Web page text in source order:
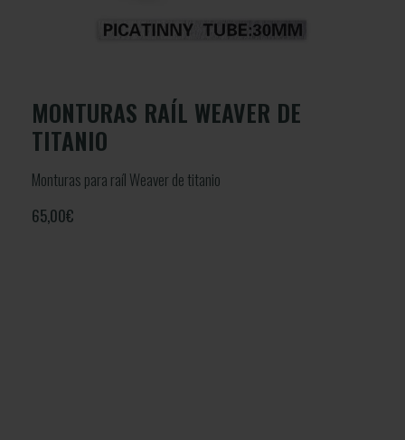
MONTURAS RAÍL WEAVER DE
TITANIO
Monturas para raíl Weaver de titanio
65,00€